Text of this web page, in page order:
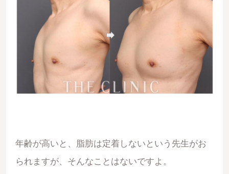
年齢が高いと、脂肪は定着しないという先生がお
られますが、そんなことはないですよ。